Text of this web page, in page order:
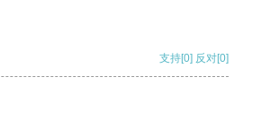
支持[0] 反对[0]